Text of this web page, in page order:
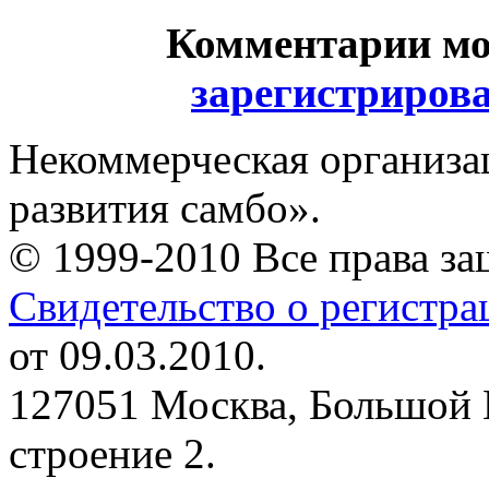
Комментарии
Некоммерческая
развития самбо».
© 1999-2010 Все права
Свидетельство о
от 09.03.2010.
127051 Москва, Большой
строение 2.